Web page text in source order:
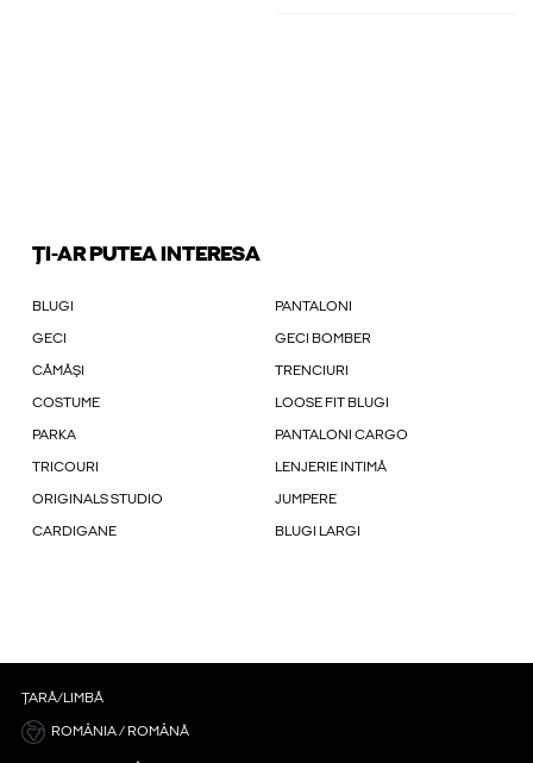
ȚI-AR PUTEA INTERESA
BLUGI PANTALONI
GECI GECI BOMBER
CĂMĂȘI TRENCIURI
COSTUME LOOSE FIT BLUGI
PARKA PANTALONI CARGO
TRICOURI LENJERIE INTIMĂ
ORIGINALS STUDIO JUMPERE
CARDIGANE BLUGI LARGI
ȚARĂ/LIMBĂ
ROMÂNIA / ROMÂNĂ